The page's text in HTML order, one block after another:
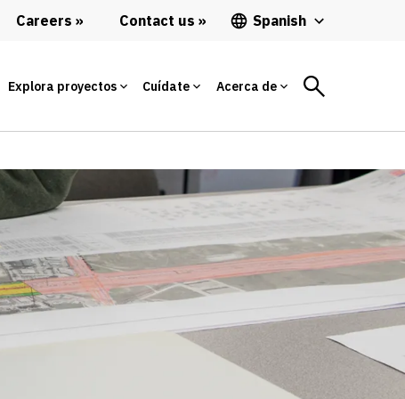
Careers Contact us Spanish
Explora proyectos Cuídate Acerca de